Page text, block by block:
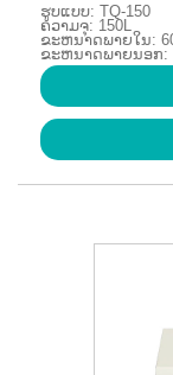
ຮູບແບບ: TQ-150
ຄວາມຈຸ: 150L
ຂະຫນາດພາຍໃນ:
ຂະຫນາດພາຍນອກ: